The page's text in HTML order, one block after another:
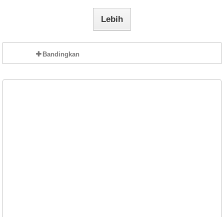
Lebih
Bandingkan